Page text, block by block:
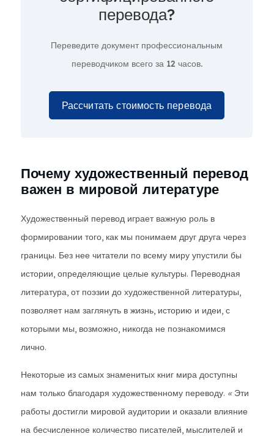
перевода?
Переведите документ профессиональным
переводчиком всего за 12 часов.
Рассчитать стоимость перевода
Почему художественный перевод
важен в мировой литературе
Художественный перевод играет важную роль в
формировании того, как мы понимаем друг друга через
границы. Без нее читатели по всему миру упустили бы
истории, определяющие целые культуры. Переводная
литература, от поэзии до художественной литературы,
позволяет нам заглянуть в жизнь, историю и идеи, с
которыми мы, возможно, никогда не познакомимся
лично.
Некоторые из самых знаменитых книг мира доступны
нам только благодаря художественному переводу. «Эти
работы достигли мировой аудитории и оказали влияние
на бесчисленное количество писателей, мыслителей и